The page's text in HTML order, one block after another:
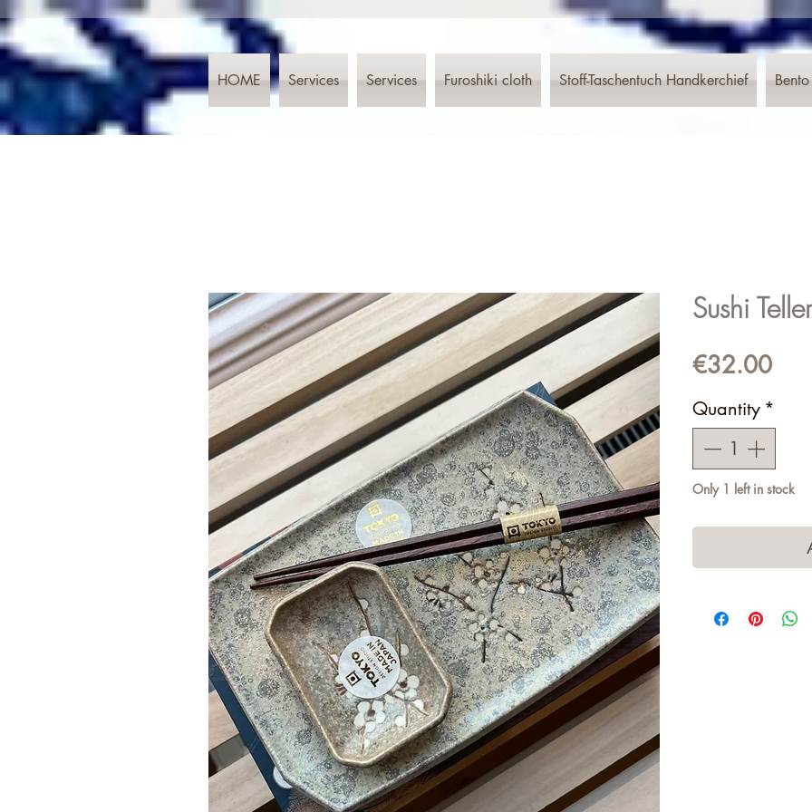
HOME Services Services Furoshiki cloth Stoff-Taschentuch Handkerchief
Sushi
€32.00Price
Quantity *
Only 1 left in stock